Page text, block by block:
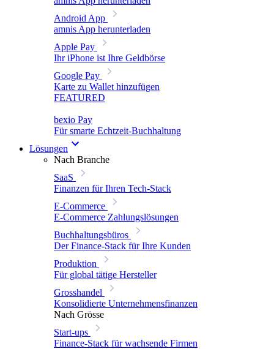
Android App
amnis App herunterladen
Apple Pay
Ihr iPhone ist Ihre Geldbörse
Google Pay
Karte zu Wallet hinzufügen
FEATURED
bexio Pay
Für smarte Echtzeit-Buchhaltung
Lösungen
Nach Branche
SaaS
Finanzen für Ihren Tech-Stack
E-Commerce
E-Commerce Zahlungslösungen
Buchhaltungsbüros
Der Finance-Stack für Ihre Kunden
Produktion
Für global tätige Hersteller
Grosshandel
Konsolidierte Unternehmensfinanzen
Nach Grösse
Start-ups
Finance-Stack für wachsende Firmen